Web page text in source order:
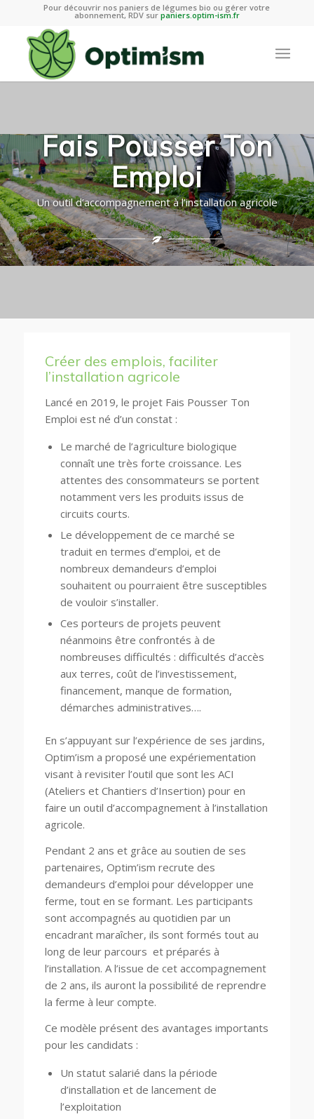
Pour découvrir nos paniers de légumes bio ou gérer votre
abonnement, RDV sur paniers.optim-ism.fr
Fais Pousser Ton
Emploi
Un outil d’accompagnement à l’installation agricole
Créer des emplois, faciliter
l’installation agricole
Lancé en 2019, le projet Fais Pousser Ton
Emploi est né d’un constat :
Le marché de l’agriculture biologique
connaît une très forte croissance. Les
attentes des consommateurs se portent
notamment vers les produits issus de
circuits courts.
Le développement de ce marché se
traduit en termes d’emploi, et de
nombreux demandeurs d’emploi
souhaitent ou pourraient être susceptibles
de vouloir s’installer.
Ces porteurs de projets peuvent
néanmoins être confrontés à de
nombreuses difficultés : difficultés d’accès
aux terres, coût de l’investissement,
financement, manque de formation,
démarches administratives….
En s’appuyant sur l’expérience de ses jardins,
Optim’ism a proposé une expériementation
visant à revisiter l’outil que sont les ACI
(Ateliers et Chantiers d’Insertion) pour en
faire un outil d’accompagnement à l’installation
agricole.
Pendant 2 ans et grâce au soutien de ses
partenaires, Optim’ism recrute des
demandeurs d’emploi pour développer une
ferme, tout en se formant. Les participants
sont accompagnés au quotidien par un
encadrant maraîcher, ils sont formés tout au
long de leur parcours et préparés à
l’installation. A l’issue de cet accompagnement
de 2 ans, ils auront la possibilité de reprendre
la ferme à leur compte.
Ce modèle présent des avantages importants
pour les candidats :
Un statut salarié dans la période
d’installation et de lancement de
l’exploitation